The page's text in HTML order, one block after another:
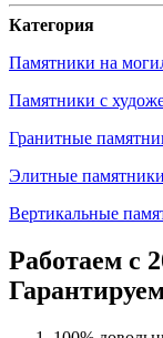
Категория
Памятники на
Памятники с
Гранитные
Элитные памятники
Вертикальные
Работаем с